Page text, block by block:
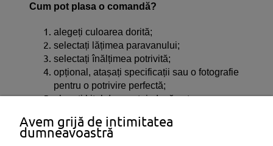
Cum pot plasa o comandă?
alegeți culoarea dorită;
selectați lățimea paravanului;
selectați înălțimea potrivită;
opțional, atașați specificații sau o fotografie
pentru o potrivire perfectă;
alegeți kitul de montaj, dacă este necesar.
Fișiere descărcabile:
EN_KI_Premium decor balcony covers.pdf
Avem grijă de intimitatea
dumneavoastră